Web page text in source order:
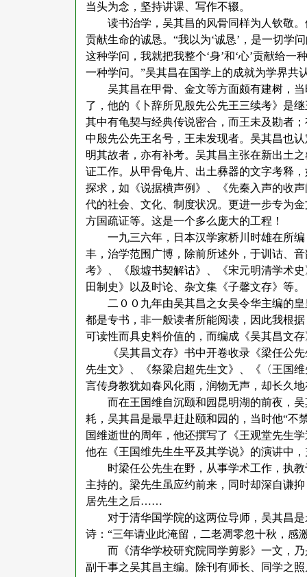
当头为念，坚持讲课、写作不辍。
读书治学，吴其昌的风骨同样为人钦敬
贡献生命的诚恳。 “我以为‘诚恳’，是一切学
这种学问，我就把我整个‘身’和‘心’贡献给
一种学问。”吴其昌在国学上的成就为学界共
吴其昌在甲骨、金文等方面颇有建树，
了，他的《卜辞所见殷先公先王三续考》是
其中有龟契与经典传说密合，而王未及勘者
中殷先公先王名号，王未发现者。吴其昌也
明其故者，亦有补考。吴其昌主张在新出土
证工作。从甲骨龟片、出土彝器的文字考释
探求，如《说据樻声例》、《先秦入声的收
代的社会、文化、制度状况。更进一步专为
方国疏证等。这是一个多么庞大的工程！
一九三六年，日本汉学家桥川时雄在所
丰，治学范围广博，除前所述外，于训诂、
考》、《殷墟书契解诂》、《宋元明清学术
田制史》以及时论、杂文集《子馨文存》等。
二００九年由吴其昌之女吴令华主编的
都是专书，非一般读者所能阅读，因此我根
可读性而具史料价值的，而编成《吴其昌文
《吴其昌文存》书中开卷收录《梁任公
先生文》、《祭梁启超先生文》、《〈王国
言传身教犹如春风化雨，润物无声，却长久
而在王国维自沉颐和园昆明湖的前夜，
耗，吴其昌是最早赶赴颐和园的，当时他“不
国维逝世的周年，他还撰写了《王观堂先生
他在《王国维先生生平及其学说》的演讲中
时梁任公先生在野，从事学术工作，执
主持的。梁先生虽应约前来，同时却深自谦
居先生之后……
对于清华国学院的这两位导师，吴其昌
诗： “三年请业此淹留，二老凋零忽十秋，感
而《清华学校研究院同学剪影》一文，乃
副干事之吴其昌主编。除刊有师长、同学之